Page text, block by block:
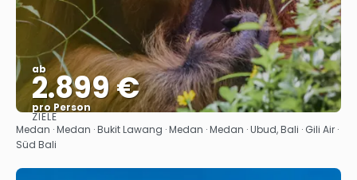
ab
2.899 €
pro Person
Sehen
ZIELE
Medan · Medan · Bukit Lawang · Medan · Medan · Ubud, Bali · Gili Air ·
Süd Bali